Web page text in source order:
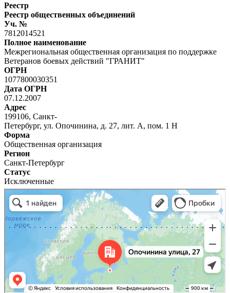
Реестр
Реестр общественных объединений
Уч. №
7812014521
Полное наименование
Межрегиональная общественная организация по поддержке
Ветеранов боевых действий "ГРАНИТ"
ОГРН
1077800030351
Дата ОГРН
07.12.2007
Адрес
199106, Санкт-
Петербург, ул. Опочинина, д. 27, лит. А, пом. 1 Н
Форма
Общественная организация
Регион
Санкт-Петербург
Статус
Исключенные